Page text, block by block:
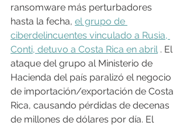
ransomware más perturbadores
hasta la fecha, el grupo de
ciberdelincuentes vinculado a Rusia,
Conti, detuvo a Costa Rica en abril . El
ataque del grupo al Ministerio de
Hacienda del país paralizó el negocio
de importación/exportación de Costa
Rica, causando pérdidas de decenas
de millones de dólares por día. El